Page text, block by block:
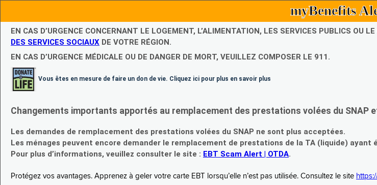
myBenefits
EN CAS D’URGENCE CONCERNANT LE LOGEMENT, L’ALIMENTATION, LES SERVICES PUBLICS OU
DES SERVICES SOCIAUX DE VOTRE RÉGION.
EN CAS D’URGENCE MÉDICALE OU DE DANGER DE MORT, VEUILLEZ COMPOSER LE 911.
Vous êtes en mesure de faire un don de vie. Cliquez ici pour plus en savoir plus
Changements importants apportés au remplacement des prestations volées du SNAP
Les demandes de remplacement des prestations volées du SNAP ne sont plus acceptées.
Les ménages peuvent encore demander le remplacement de prestations de la TA (liquide) ayant
Pour plus d’informations, veuillez consulter le site : EBT Scam Alert | OTDA.
Protégez vos avantages. Apprenez à geler votre carte EBT lorsqu’elle n’est pas utilisée. Consultez le site